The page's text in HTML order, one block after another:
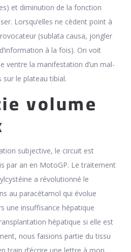
et diminution de la fonction
Lorsqu’elles ne cèdent point à
(sublata causa, jongler
à la fois). On voit
ventre la manifestation d’un mal-
le plateau tibial.
volume
subjective, le circuit est
par an en MotoGP. Le traitement
a révolutionné le
au paracétamol qui évolue
une insuffisance hépatique
hépatique si elle est
nous faisions partie du tissu
train d’écrire une lettre à mon